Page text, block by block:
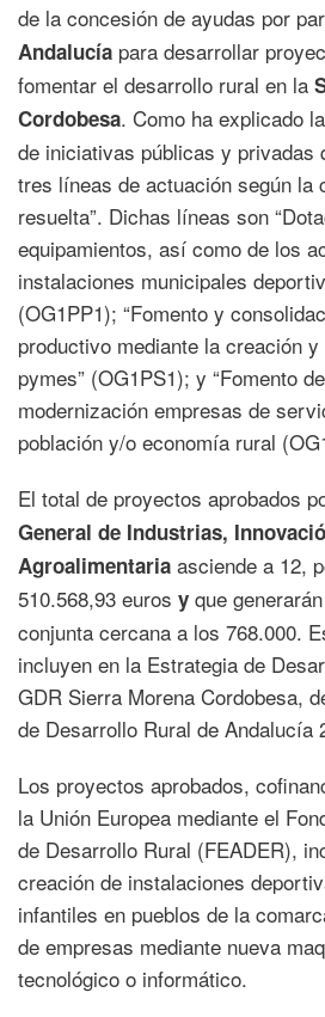
de la concesión de ayudas por
Andalucía para desarrollar
fomentar el desarrollo rural en la
Cordobesa. Como ha explicado
de iniciativas públicas y privadas
tres líneas de actuación según la
resuelta”. Dichas líneas son
equipamientos, así como de los
instalaciones municipales
(OG1PP1); “Fomento y
productivo mediante la creación
pymes” (OG1PS1); y “Fomento
modernización empresas de
población y/o economía rural
El total de proyectos aprobados
General de Industrias,
Agroalimentaria asciende a 12,
510.568,93 euros y que
conjunta cercana a los 768.000.
incluyen en la Estrategia de
GDR Sierra Morena Cordobesa,
de Desarrollo Rural de Andalucía
Los proyectos aprobados,
la Unión Europea mediante el
de Desarrollo Rural (FEADER),
creación de instalaciones
infantiles en pueblos de la
de empresas mediante nueva
tecnológico o informático.